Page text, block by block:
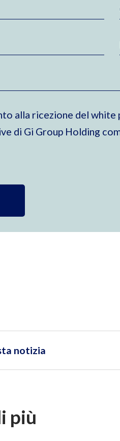
alla ricezione del white
di Gi Group Holding
notizia
più